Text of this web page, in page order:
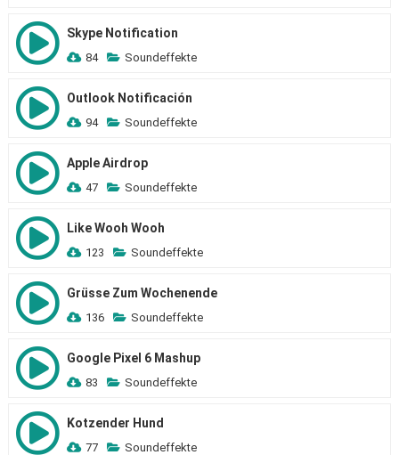
Skype Notification
84 Soundeffekte
Outlook Notificación
94 Soundeffekte
Apple Airdrop
47 Soundeffekte
Like Wooh Wooh
123 Soundeffekte
Grüsse Zum Wochenende
136 Soundeffekte
Google Pixel 6 Mashup
83 Soundeffekte
Kotzender Hund
77 Soundeffekte